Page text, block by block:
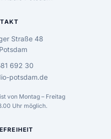
Straße 48
692 30
potsdam.de
von Montag – Freitag
Uhr möglich.